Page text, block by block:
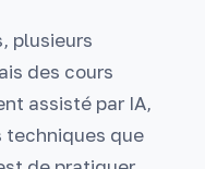
plusieurs
des cours
assisté par IA,
techniques que